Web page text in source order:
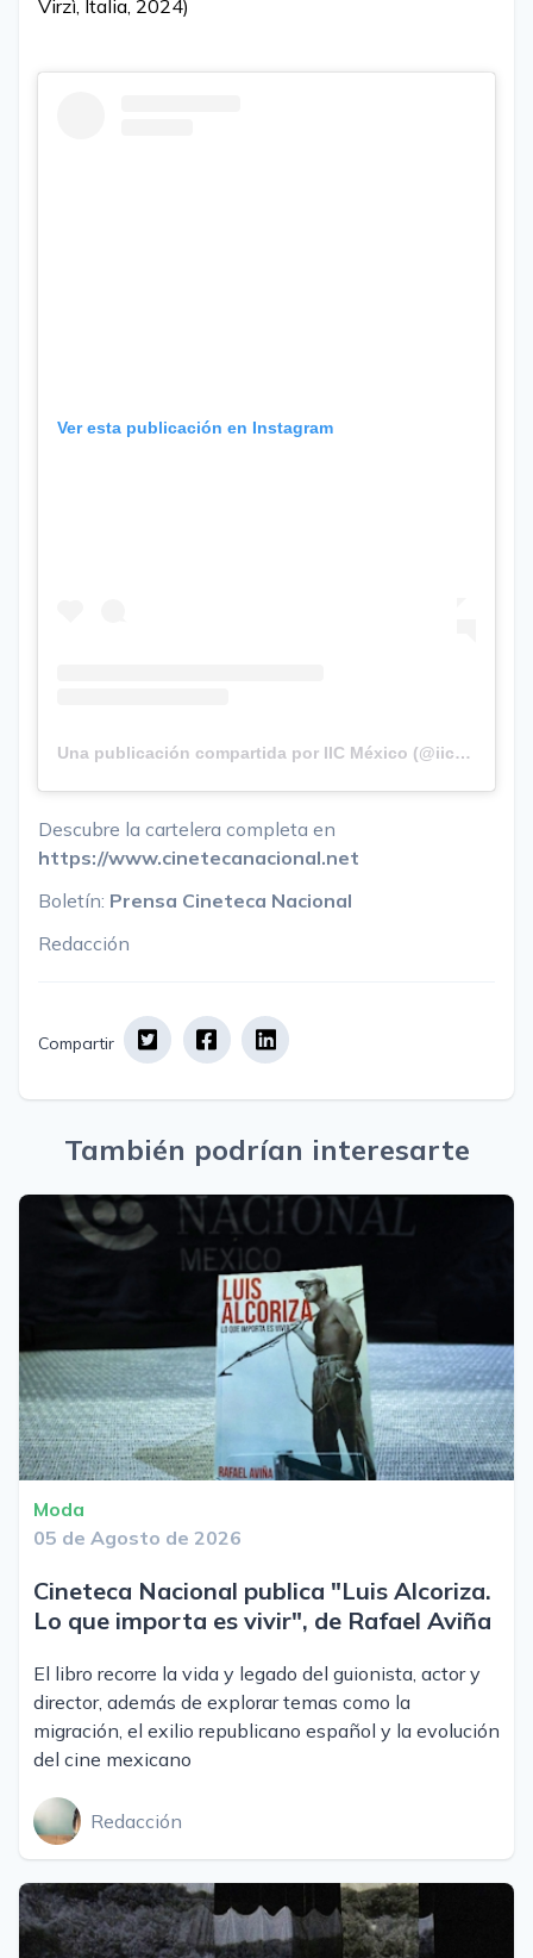
Virzì, Italia, 2024)
Ver esta publicación en Instagram
Una publicación compartida por IIC México (@iicmessico)
Descubre la cartelera completa en
https://www.cinetecanacional.net
Boletín: Prensa Cineteca Nacional
Redacción
Compartir
También podrían interesarte
Moda
05 de Agosto de 2026
Cineteca Nacional publica "Luis Alcoriza.
Lo que importa es vivir", de Rafael Aviña
El libro recorre la vida y legado del guionista, actor y
director, además de explorar temas como la
migración, el exilio republicano español y la evolución
del cine mexicano
Redacción